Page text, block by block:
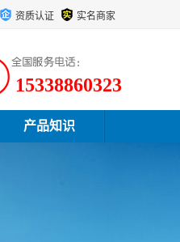
资质认证 实名商家
15338860323
产品知识